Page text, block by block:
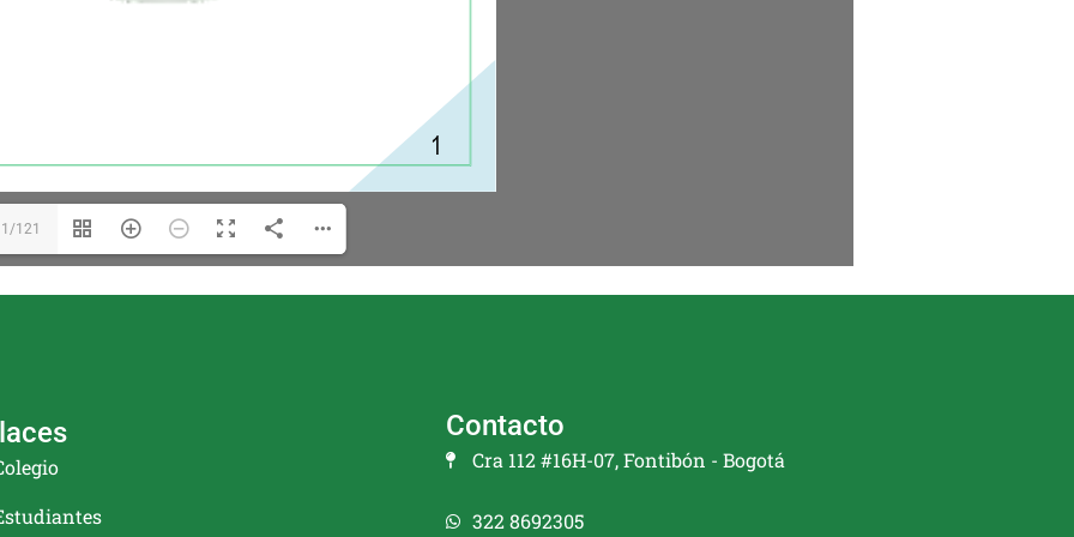
1/121
Contacto
Cra 112 #16H-07, Fontibón - Bogotá
322 8692305